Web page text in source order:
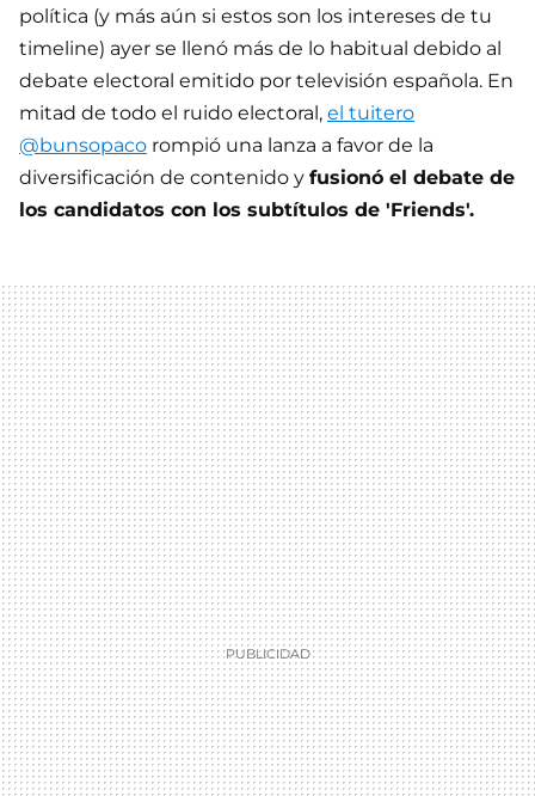
política (y más aún si estos son los intereses de tu
timeline) ayer se llenó más de lo habitual debido al
debate electoral emitido por televisión española. En
mitad de todo el ruido electoral, el tuitero
@bunsopaco rompió una lanza a favor de la
diversificación de contenido y fusionó el debate de
los candidatos con los subtítulos de 'Friends'.